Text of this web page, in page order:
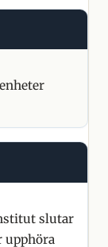
slutar
upphöra